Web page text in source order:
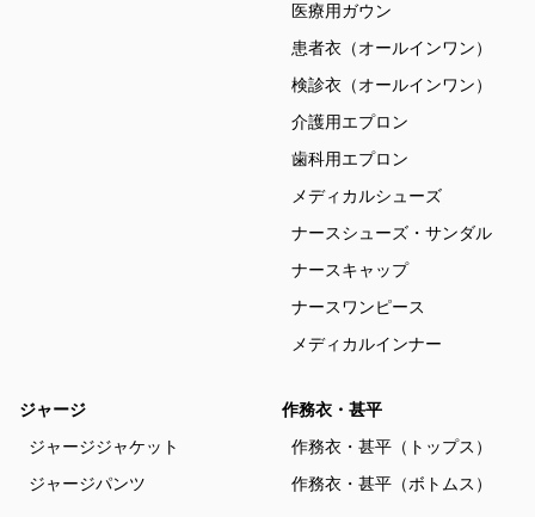
医療用ガウン
患者衣（オールインワン）
検診衣（オールインワン）
介護用エプロン
歯科用エプロン
メディカルシューズ
ナースシューズ・サンダル
ナースキャップ
ナースワンピース
メディカルインナー
ジャージ
ジャージジャケット
ジャージパンツ
作務衣・甚平
作務衣・甚平（トップス）
作務衣・甚平（ボトムス）